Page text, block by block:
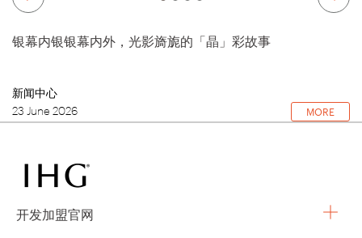
银幕内银银幕内外，光影旖旎的「晶」彩故事
新闻中心
23 June 2026
MORE
开发加盟官网